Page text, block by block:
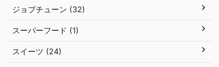
ジョブチューン (32)
スーパーフード (1)
スイーツ (24)